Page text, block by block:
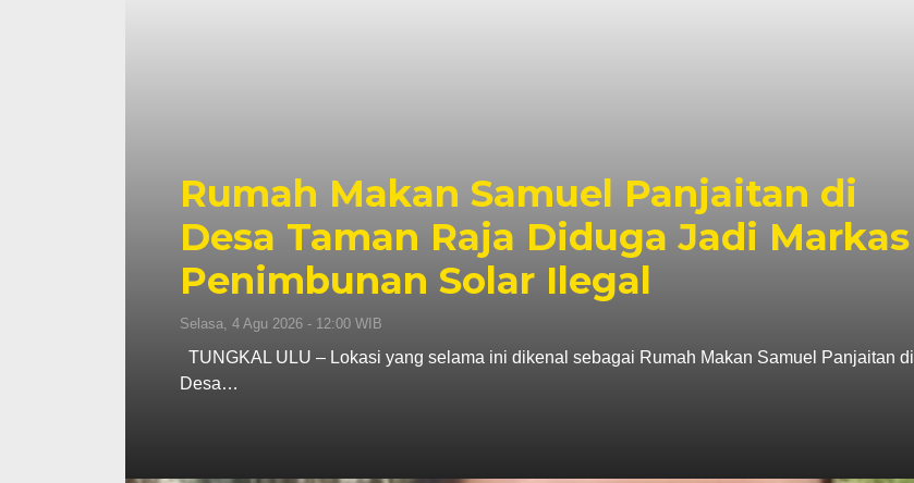
Rumah Makan Samuel Panjaitan di
Desa Taman Raja Diduga Jadi Markas
Penimbunan Solar Ilegal
Selasa, 4 Agu 2026 - 12:00 WIB
TUNGKAL ULU – Lokasi yang selama ini dikenal sebagai Rumah Makan Samuel Panjaitan di
Desa…